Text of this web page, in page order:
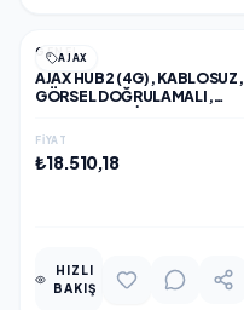
AJAX
GENEL
AJAX HUB2 (4G), KABLOSUZ,
GÖRSEL DOĞRULAMALI,
FIYAT
₺18.510,18
HIZLI
BAKIŞ